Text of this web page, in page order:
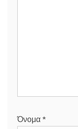
Όνομα *